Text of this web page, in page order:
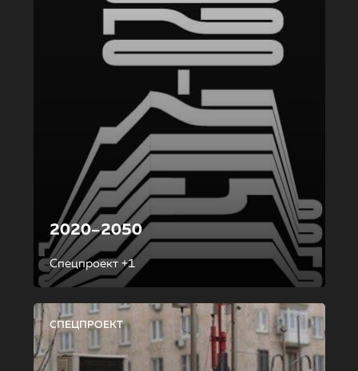
2020–2050
Спецпроект +1
СПЕЦПРОЕКТ